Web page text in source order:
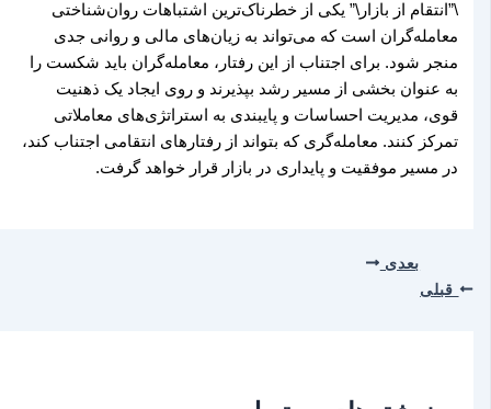
\”انتقام از بازار\” یکی از خطرناک‌ترین اشتباهات روان‌شناختی
معامله‌گران است که می‌تواند به زیان‌های مالی و روانی جدی
منجر شود. برای اجتناب از این رفتار، معامله‌گران باید شکست را
به عنوان بخشی از مسیر رشد بپذیرند و روی ایجاد یک ذهنیت
قوی، مدیریت احساسات و پایبندی به استراتژی‌های معاملاتی
تمرکز کنند. معامله‌گری که بتواند از رفتارهای انتقامی اجتناب کند،
در مسیر موفقیت و پایداری در بازار قرار خواهد گرفت.
قبلی
بعدی